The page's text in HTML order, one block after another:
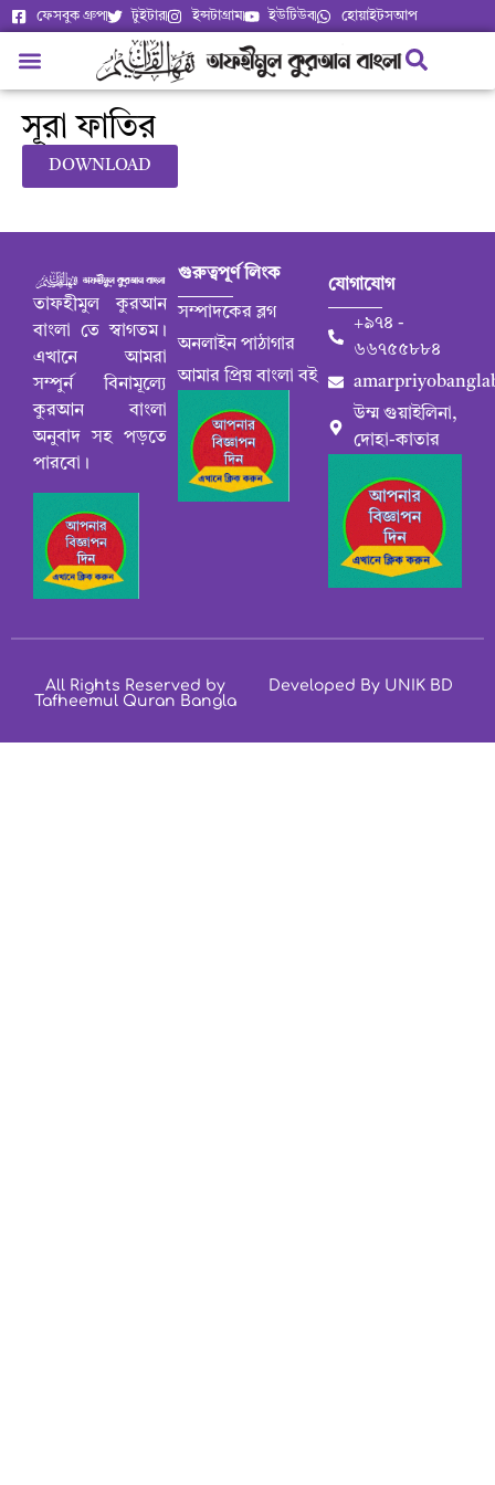
ফেসবুক গ্রুপ টুইটার ইন্সটাগ্রাম ইউটিউব হোয়াইটসআপ
সূরা ফাতির
DOWNLOAD
তাফহীমুল কুরআন
বাংলা তে স্বাগতম।
এখানে আমরা
সম্পুর্ন বিনামূল্যে
কুরআন বাংলা
অনুবাদ সহ পড়তে
পারবো।
গুরুত্বপূর্ণ লিংক
সম্পাদকের ব্লগ
অনলাইন পাঠাগার
আমার প্রিয় বাংলা বই
যোগাযোগ
+৯৭৪ -
৬৬৭৫৫৮৮৪
উম্ম গুয়াইলিনা,
দোহা-কাতার
All Rights Reserved by
Tafheemul Quran Bangla
Developed By UNIK BD